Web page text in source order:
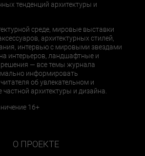
тенденций архитектуры и
среде, мировые выставки
архитектурных стилей,
интервью с мировыми звездами
интерьеров, ландшафтные и
решения — все темы журнала
информировать
об увлекательном и
архитектуры и дизайна.
16+
О ПРОЕКТЕ